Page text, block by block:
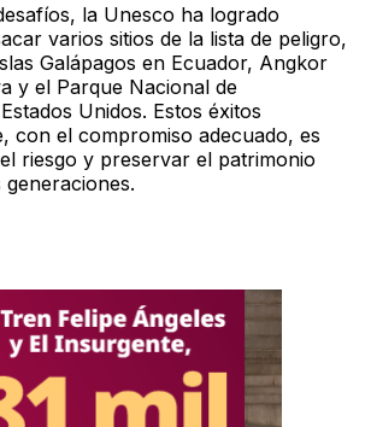
la Unesco ha logrado
varios sitios de la lista de peligro,
Galápagos en Ecuador, Angkor
y el Parque Nacional de
Unidos. Estos éxitos
con el compromiso adecuado, es
riesgo y preservar el patrimonio